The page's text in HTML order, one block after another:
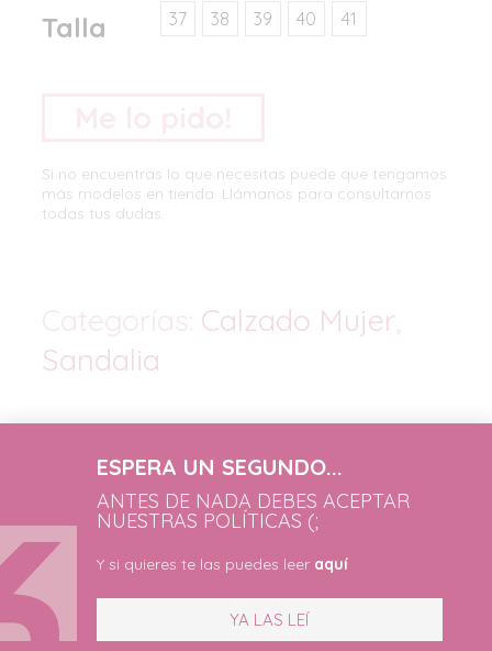
Talla 37 38 39 40 41
Si no encuentras lo que necesitas puede que tengamos
más modelos en tienda. Llámanos para consultarnos
todas tus dudas.
Calzado Mujer
Sandalia
Productos Relacionados
ESPERA UN SEGUNDO...
ANTES DE NADA DEBES ACEPTAR
NUESTRAS POLÍTICAS (;
Y si quieres te las puedes leer aquí
YA LAS LEÍ